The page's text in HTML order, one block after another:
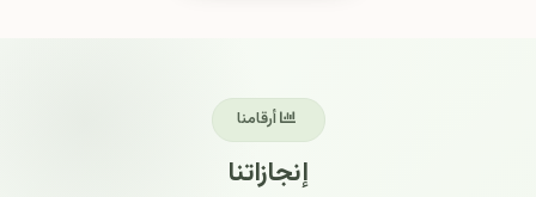
أرقامنا
إنجازاتنا